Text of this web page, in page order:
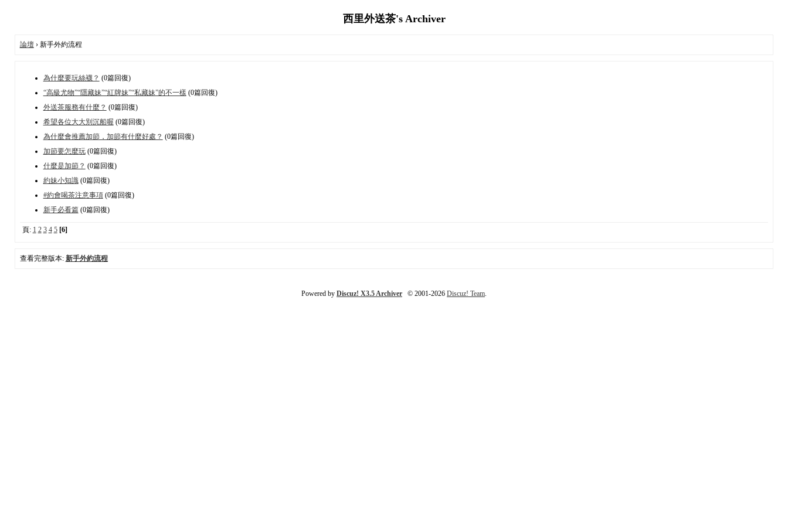
西里外送茶's Archiver
論壇› 新手外約流程
為什麼要玩絲襪？ (0篇回復)
“高級尤物”“隱藏妹”“紅牌妹”“私藏妹”的不一樣 (0篇回復)
外送茶服務有什麼？ (0篇回復)
希望各位大大別沉船喔 (0篇回復)
為什麼會推薦加節，加節有什麼好處？ (0篇回復)
加節要怎麼玩(0篇回復)
什麼是加節？ (0篇回復)
約妹小知識(0篇回復)
#約會喝茶注意事項(0篇回復)
新手必看篇(0篇回復)
頁: 1 2 3 4 5 [6]
查看完整版本: 新手外約流程
Powered by Discuz! X3.5 Archiver © 2001-2026 Discuz! Team.